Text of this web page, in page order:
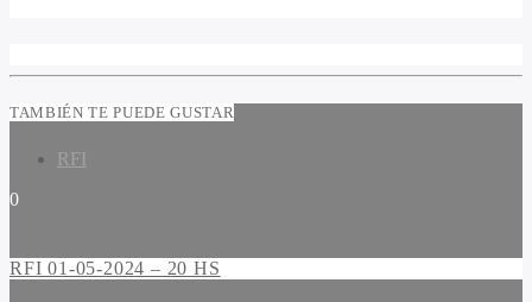
TAMBIÉN TE PUEDE GUSTAR
RFI
0
RFI 01-05-2024 – 20 HS